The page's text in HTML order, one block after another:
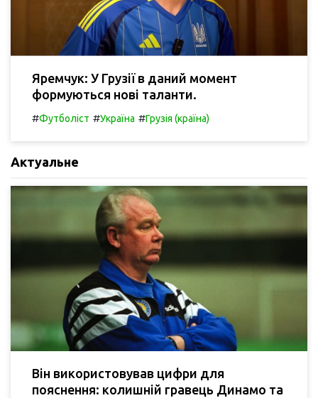
Яремчук: У Грузії в даний момент
формуються нові таланти.
#Футболіст #Україна #Грузія (країна)
Актуальне
Він використовував цифри для
пояснення: колишній гравець Динамо та